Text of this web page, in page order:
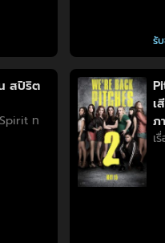
รั
สปิริต
ท
เ
ภ
เ